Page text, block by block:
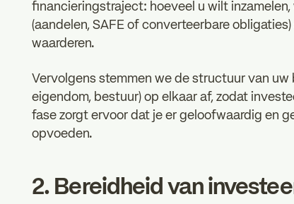
financieringstraject: hoeveel u wilt
(aandelen, SAFE of converteerbare
waarderen.
Vervolgens stemmen we de structuur van
eigendom, bestuur) op elkaar af, zodat
fase zorgt ervoor dat je er geloofwaardig en
opvoeden.
2. Bereidheid van